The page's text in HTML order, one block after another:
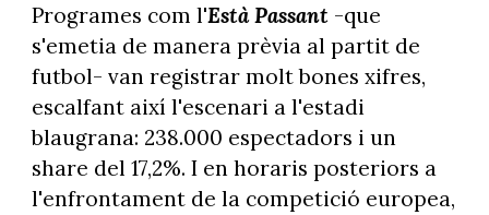
Programes com l'Està Passant-que
s'emetia de manera prèvia al partit de
futbol- van registrar molt bones xifres,
escalfant així l'escenari a l'estadi
blaugrana: 238.000 espectadors i un
share del 17,2%. I en horaris posteriors a
l'enfrontament de la competició europea,